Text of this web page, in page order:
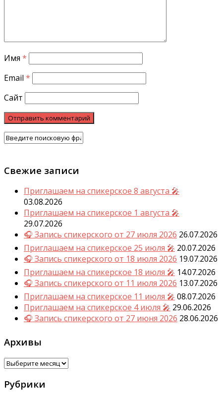
Имя *
Email *
Сайт
Свежие записи
Приглашаем на спикерское 8 августа 🎤
03.08.2026
Приглашаем на спикерское 1 августа 🎤
29.07.2026
🎧 Запись спикерского от 27 июля 2026 26.07.2026
Приглашаем на спикерское 25 июля 🎤 20.07.2026
🎧 Запись спикерского от 18 июля 2026 19.07.2026
Приглашаем на спикерское 18 июля 🎤 14.07.2026
🎧 Запись спикерского от 11 июля 2026 13.07.2026
Приглашаем на спикерское 11 июля 🎤 08.07.2026
Приглашаем на спикерское 4 июля 🎤 29.06.2026
🎧 Запись спикерского от 27 июня 2026 28.06.2026
Архивы
Архивы
Рубрики